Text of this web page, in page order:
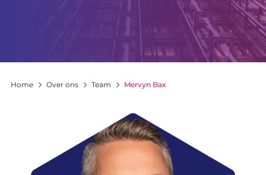
Projectbegeleiding
Home Over ons Team Mervyn Bax